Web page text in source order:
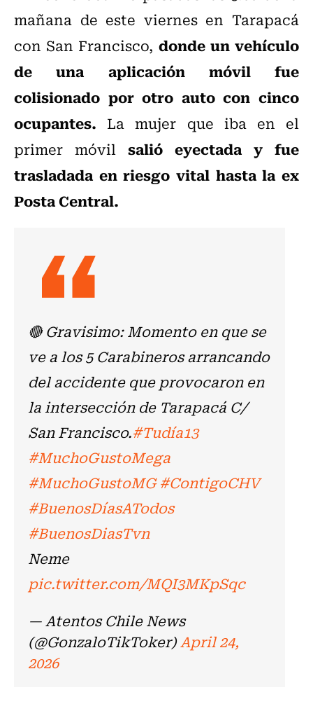
mañana de este viernes en Tarapacá
con San Francisco, donde un vehículo
de una aplicación móvil fue
colisionado por otro auto con cinco
ocupantes. La mujer que iba en el
primer móvil salió eyectada y fue
trasladada en riesgo vital hasta la ex
Posta Central.
🔴 Gravisimo: Momento en que se
ve a los 5 Carabineros arrancando
del accidente que provocaron en
la intersección de Tarapacá C/
San Francisco.#Tudía13
#MuchoGustoMega
#MuchoGustoMG #ContigoCHV
#BuenosDíasATodos
#BuenosDiasTvn
Neme
pic.twitter.com/MQI3MKpSqc
— Atentos Chile News
(@GonzaloTikToker)April 24,
2026